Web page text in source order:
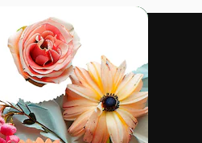
公司
定價
關於我們